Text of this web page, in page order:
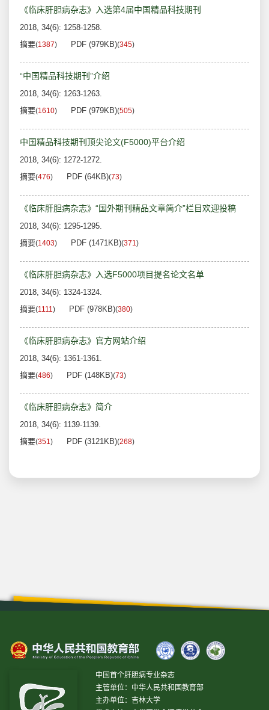
《临床肝胆病杂志》入选第4届中国精品科技期刊
2018, 34(6): 1258-1258.
摘要(1387) PDF (979KB)(345)
“中国精品科技期刊”介绍
2018, 34(6): 1263-1263.
摘要(1610) PDF (979KB)(505)
中国精品科技期刊顶尖论文(F5000)平台介绍
2018, 34(6): 1272-1272.
摘要(476) PDF (64KB)(73)
《临床肝胆病杂志》“国外期刊精品文章简介”栏目欢迎投稿
2018, 34(6): 1295-1295.
摘要(1403) PDF (1471KB)(371)
《临床肝胆病杂志》入选F5000项目提名论文名单
2018, 34(6): 1324-1324.
摘要(1111) PDF (978KB)(380)
《临床肝胆病杂志》官方网站介绍
2018, 34(6): 1361-1361.
摘要(486) PDF (148KB)(73)
《临床肝胆病杂志》简介
2018, 34(6): 1139-1139.
摘要(351) PDF (3121KB)(268)
中国首个肝胆病专业杂志
主管单位：中华人民共和国教育部
主办单位：吉林大学